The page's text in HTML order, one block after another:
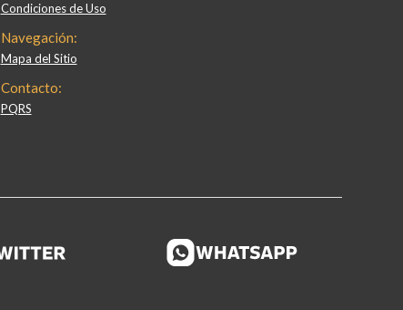
Condiciones de Uso
Navegación:
Mapa del Sitio
Contacto:
PQRS